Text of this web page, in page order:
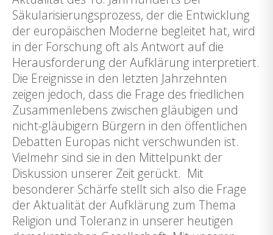
Säkularisierungsprozess, der die Entwicklung
der europäischen Moderne begleitet hat, wird
in der Forschung oft als Antwort auf die
Herausforderung der Aufklärung interpretiert.
Die Ereignisse in den letzten Jahrzehnten
zeigen jedoch, dass die Frage des friedlichen
Zusammenlebens zwischen gläubigen und
nicht-gläubigern Bürgern in den öffentlichen
Debatten Europas nicht verschwunden ist.
Vielmehr sind sie in den Mittelpunkt der
Diskussion unserer Zeit gerückt. Mit
besonderer Schärfe stellt sich also die Frage
der Aktualität der Aufklärung zum Thema
Religion und Toleranz in unserer heutigen